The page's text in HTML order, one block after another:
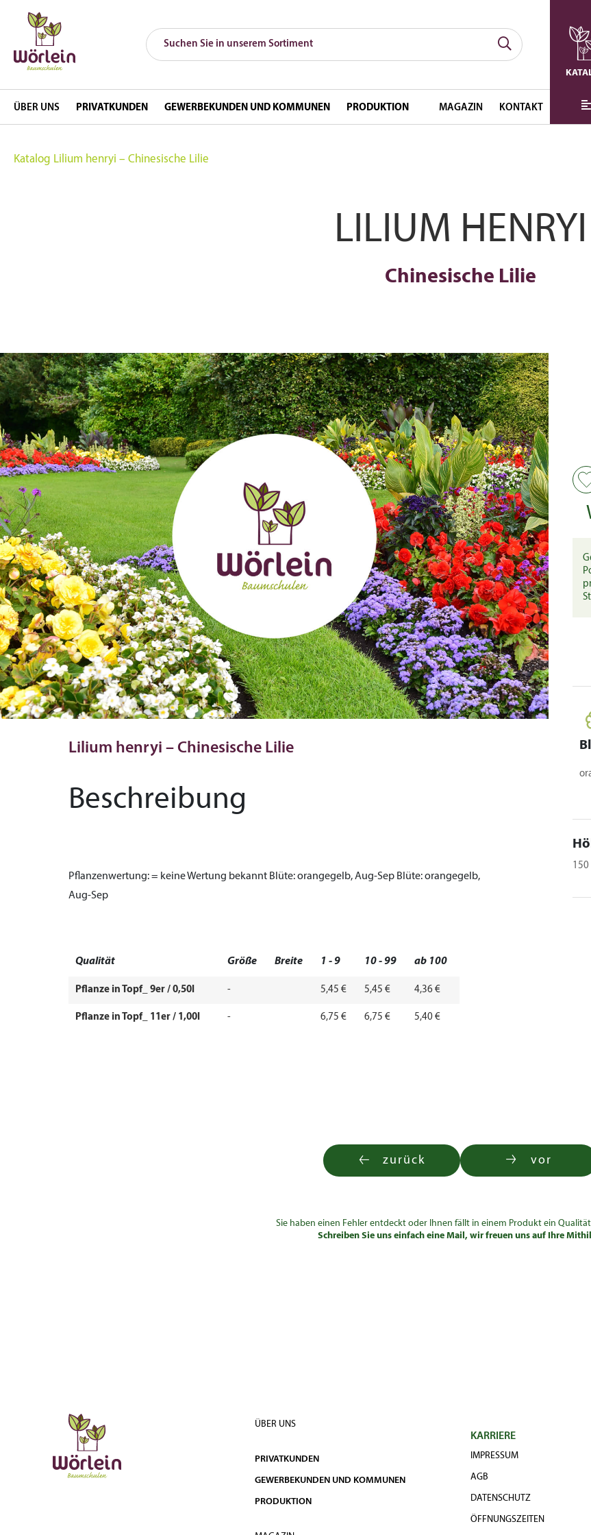
ÜBER UNS PRIVATKUNDEN GEWERBEKUNDEN UND KOMMUNEN PRODUKTION MAGAZIN KONTAKT
Katalog Lilium henryi – Chinesische Lilie
LILIUM HENRYI
Chinesische Lilie
Lilium henryi – Chinesische Lilie
Beschreibung
Pflanzenwertung:= keine Wertung bekannt Blüte:orangegelb, Aug-Sep Blüte:orangegelb,
Aug-Sep
Qualität Größe Breite 1 - 9 10 - 99 ab 100
Pflanze in Topf_ 9er / 0,50l - 5,45 € 5,45 € 4,36 €
Pflanze in Topf_ 11er / 1,00l - 6,75 € 6,75 € 5,40 €
150
zurück vor
Sie haben einen Fehler entdeckt oder Ihnen fällt in einem Produkt ein
Schreiben Sie uns einfach eine Mail, wir freuen uns auf Ihre
ÜBER UNS
PRIVATKUNDEN
GEWERBEKUNDEN UND KOMMUNEN
PRODUKTION
KARRIERE
IMPRESSUM
AGB
DATENSCHUTZ
ÖFFNUNGSZEITEN